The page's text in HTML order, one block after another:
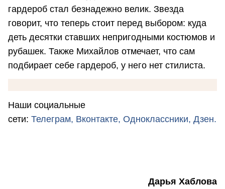
гардероб стал безнадежно велик. Звезда
говорит, что теперь стоит перед выбором: куда
деть десятки ставших непригодными костюмов и
рубашек. Также Михайлов отмечает, что сам
подбирает себе гардероб, у него нет стилиста.
Наши социальные
сети: Телеграм, Вконтакте, Одноклассники, Дзен.
Дарья Хаблова